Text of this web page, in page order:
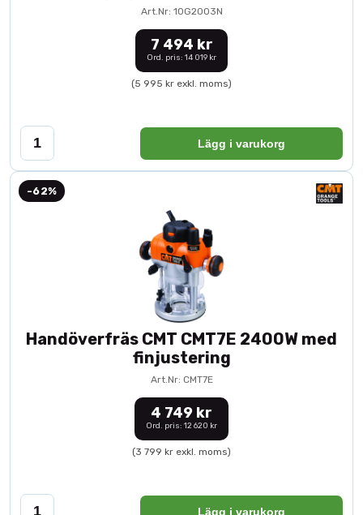
Art.Nr: 10G2003N
7 494 kr
Ord. pris: 14 019 kr
(5 995 kr exkl. moms)
Lägg i varukorg
-62%
Handöverfräs CMT CMT7E 2400W med
finjustering
Art.Nr: CMT7E
4 749 kr
Ord. pris: 12 620 kr
(3 799 kr exkl. moms)
Lägg i varukorg